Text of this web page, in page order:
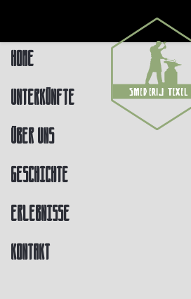
Home
Unterkünfte
Über uns
Geschichte
Erlebnisse
Kontakt